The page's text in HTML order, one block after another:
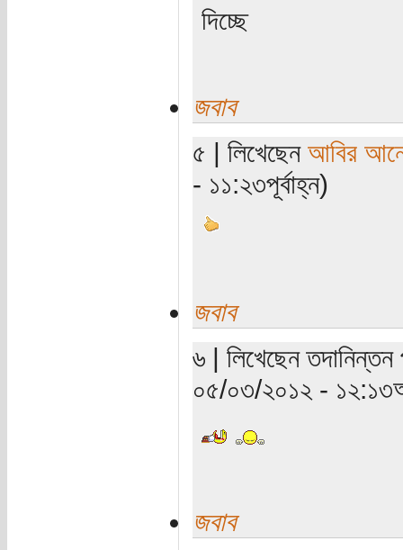
দিচ্ছে
জবাব
৫ | লিখেছেন আবির
- ১১:২৩পূর্বাহ্ন)
জবাব
৬ | লিখেছেন তদানিন্তন
০৫/০৩/২০১২ -
জবাব